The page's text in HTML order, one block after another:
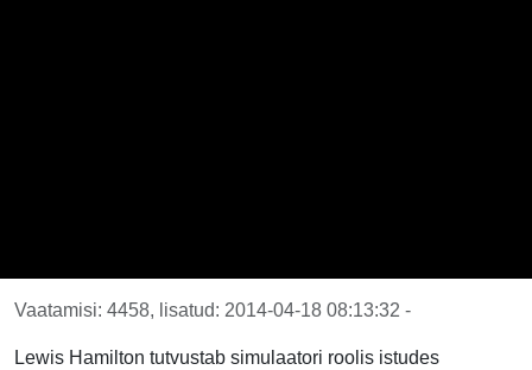
Vaatamisi: 4458, lisatud: 2014-04-18 08:13:32 -
Lewis Hamilton tutvustab simulaatori roolis istudes